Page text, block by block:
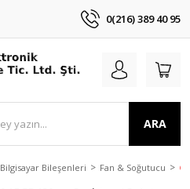
0(216) 389 40 95
ARA
Bilgisayar Bileşenleri Fan & Soğutucu